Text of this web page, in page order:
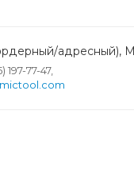
адресный),
77-47,